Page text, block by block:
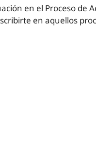
en el Proceso de
en aquellos